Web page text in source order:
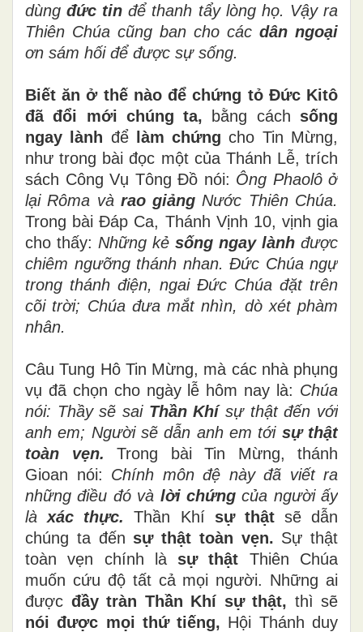
dùngđức tin để thanh tẩy lòng họ. Vậy ra
Thiên Chúa cũng ban cho các dân ngoại
ơn sám hối để được sự sống.
Biết ăn ở thế nào để chứng tỏ Đức Kitô
đã đổi mới chúng ta, bằng cách sống
ngay lành để làm chứngcho Tin Mừng,
như trong bài đọc một của Thánh Lễ, trích
sách Công Vụ Tông Đồ nói: Ông Phaolô ở
lại Rôma và rao giảng Nước Thiên Chúa.
Trong bài Đáp Ca, Thánh Vịnh 10, vịnh gia
cho thấy: Những kẻ sống ngay lành được
chiêm ngưỡng thánh nhan. Đức Chúa ngự
trong thánh điện, ngai Đức Chúa đặt trên
cõi trời; Chúa đưa mắt nhìn, dò xét phàm
nhân.
Câu Tung Hô Tin Mừng, mà các nhà phụng
vụ đã chọn cho ngày lễ hôm nay là: Chúa
nói: Thầy sẽ sai Thần Khísự thật đến với
anh em; Người sẽ dẫn anh em tới sự thật
toàn vẹn.
Trong bài Tin Mừng, thánh
Gioan nói: Chính môn đệ này đã viết ra
những điều đó và lời chứngcủa người ấy
làxác thực. Thần Khí sự thậtsẽ dẫn
chúng ta đến sự thật toàn vẹn. Sự thật
toàn vẹn chính là sự thật Thiên Chúa
muốn cứu độ tất cả mọi người. Những ai
được đầy tràn Thần Khí sự thật, thì sẽ
nói được mọi thứ tiếng, Hội Thánh duy